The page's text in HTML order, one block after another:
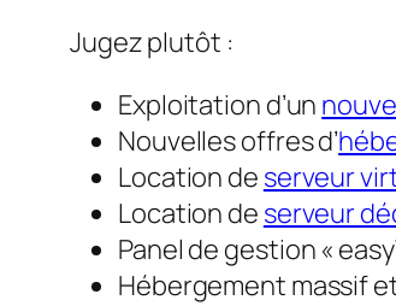
Jugez plutôt :
Exploitation d’un
Nouvelles offres d’
Location de serveur
Location de serveur
Panel de gestion «
Hébergement massif